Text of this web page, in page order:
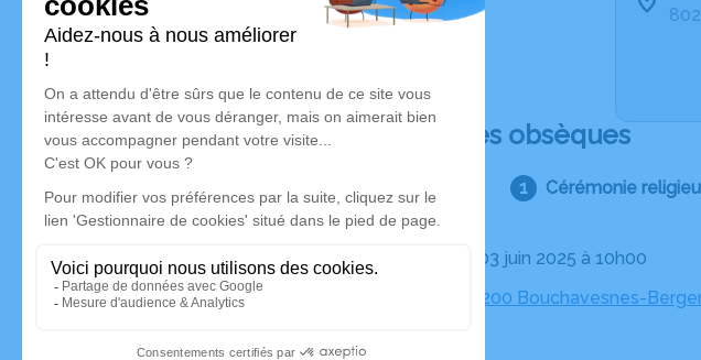
Déroulé des obsèques
Cérémonie
Le mardi 03 juin 2025 à 10h00
Église, 80200 Bouchavesnes-